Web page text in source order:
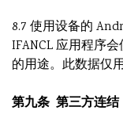
8.7 使用设备的
IFANCL 应用程序
的用途。此数据仅
第九条 第三方连结